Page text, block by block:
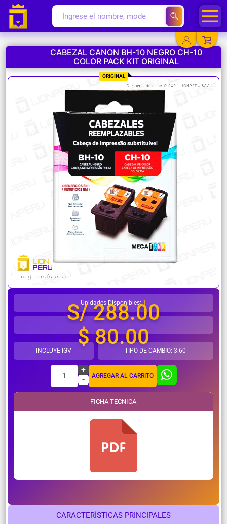
YA EXISTO
SOY NUEVO
¿Necesitas ayuda?
CABEZAL CANON BH-10 NEGRO CH-10
COLOR PACK KIT ORIGINAL
ORIGINAL
CARACTERÍSTICAS PRINCIPALES
Unidades Disponibles:1
S/ 288.00
$ 80.00
INCLUYE IGV TIPO DE CAMBIO: 3.60
1
+
-
AGREGAR AL CARRITO
FICHA TECNICA